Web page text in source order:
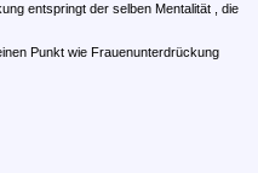
entspringt der selben Mentalität , die
Punkt wie Frauenunterdrückung